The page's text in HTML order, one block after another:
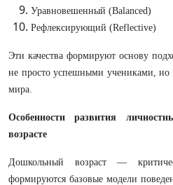
Уравновешенный (Balanced)
Рефлексирующий (Reflective)
Эти качества формируют основу
не просто успешными учениками, но
мира.
Особенности развития
возрасте
Дошкольный возраст —
формируются базовые модели